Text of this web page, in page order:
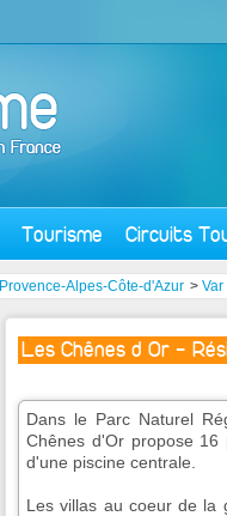
Tourisme Circuits
Provence-Alpes-Côte-d'Azur > Var
Les Chênes d Or -
Dans le Parc Naturel
Chênes d'Or propose 16
d'une piscine centrale.
Les villas au coeur de la